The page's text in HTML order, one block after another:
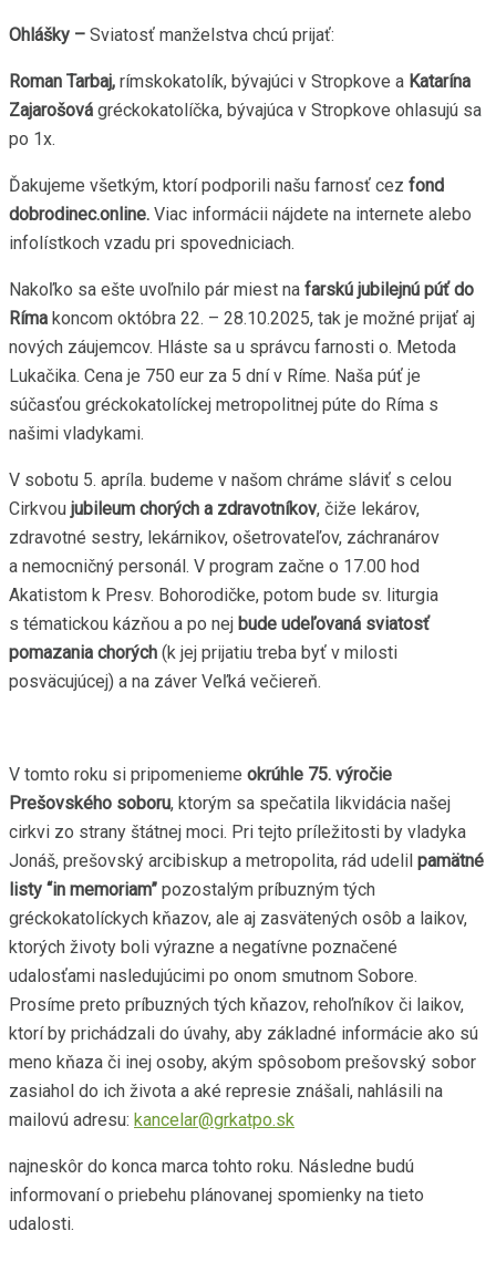
Ohlášky – Sviatosť manželstva chcú prijať:
Roman Tarbaj, rímskokatolík, bývajúci v Stropkove a Katarína
Zajarošová gréckokatolíčka, bývajúca v Stropkove ohlasujú sa
po 1x.
Ďakujeme všetkým, ktorí podporili našu farnosť cez fond
dobrodinec.online. Viac informácii nájdete na internete alebo
infolístkoch vzadu pri spovedniciach.
Nakoľko sa ešte uvoľnilo pár miest na farskú jubilejnú púť do
Ríma koncom októbra 22. – 28.10.2025, tak je možné prijať aj
nových záujemcov. Hláste sa u správcu farnosti o. Metoda
Lukačika. Cena je 750 eur za 5 dní v Ríme. Naša púť je
súčasťou gréckokatolíckej metropolitnej púte do Ríma s
našimi vladykami.
V sobotu 5. apríla. budeme v našom chráme sláviť s celou
Cirkvou jubileum chorých a zdravotníkov, čiže lekárov,
zdravotné sestry, lekárnikov, ošetrovateľov, záchranárov
a nemocničný personál. V program začne o 17.00 hod
Akatistom k Presv. Bohorodičke, potom bude sv. liturgia
s tématickou kázňou a po nej bude udeľovaná sviatosť
pomazania chorých (k jej prijatiu treba byť v milosti
posväcujúcej) a na záver Veľká večiereň.
V tomto roku si pripomenieme okrúhle 75. výročie
Prešovského soboru, ktorým sa spečatila likvidácia našej
cirkvi zo strany štátnej moci. Pri tejto príležitosti by vladyka
Jonáš, prešovský arcibiskup a metropolita, rád udelil pamätné
listy “in memoriam” pozostalým príbuzným tých
gréckokatolíckych kňazov, ale aj zasvätených osôb a laikov,
ktorých životy boli výrazne a negatívne poznačené
udalosťami nasledujúcimi po onom smutnom Sobore.
Prosíme preto príbuzných tých kňazov, rehoľníkov či laikov,
ktorí by prichádzali do úvahy, aby základné informácie ako sú
meno kňaza či inej osoby, akým spôsobom prešovský sobor
zasiahol do ich života a aké represie znášali, nahlásili na
mailovú adresu: kancelar@grkatpo.sk
najneskôr do konca marca tohto roku. Následne budú
informovaní o priebehu plánovanej spomienky na tieto
udalosti.